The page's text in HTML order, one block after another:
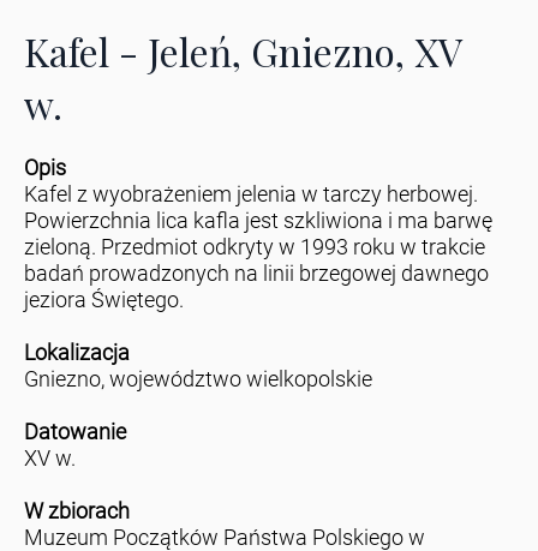
Kafel - Jeleń, Gniezno, XV
w.
Opis
Kafel z wyobrażeniem jelenia w tarczy herbowej.
Powierzchnia lica kafla jest szkliwiona i ma barwę
zieloną. Przedmiot odkryty w 1993 roku w trakcie
badań prowadzonych na linii brzegowej dawnego
jeziora Świętego.
Lokalizacja
Gniezno, województwo wielkopolskie
Datowanie
XV w.
W zbiorach
Muzeum Początków Państwa Polskiego w